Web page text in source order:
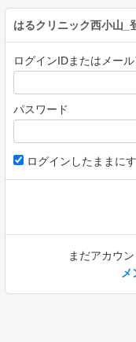
はるクリニック西小山_
ログインIDまたはメー
パスワード
ログインしたままに
まだアカウ